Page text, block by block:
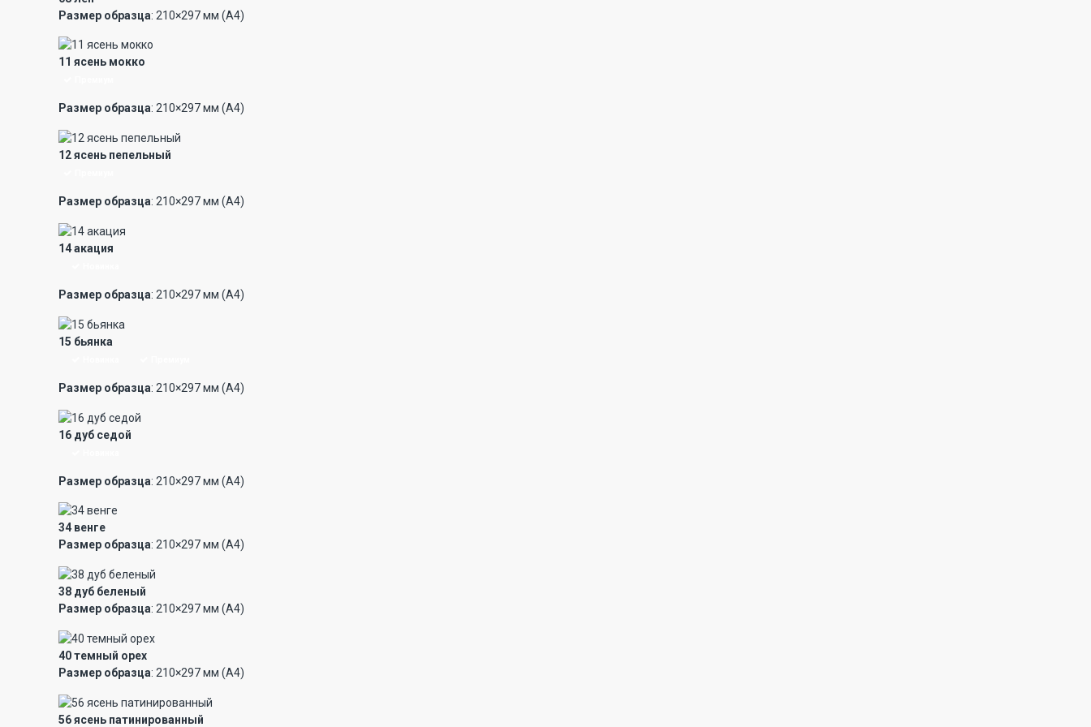
Размер образца: 210×297 мм (А4)
11 ясень мокко
Размер образца: 210×297 мм (А4)
12 ясень пепельный
Размер образца: 210×297 мм (А4)
14 акация
Размер образца: 210×297 мм (А4)
15 бьянка
Размер образца: 210×297 мм (А4)
16 дуб седой
Размер образца: 210×297 мм (А4)
34 венге
Размер образца: 210×297 мм (А4)
38 дуб беленый
Размер образца: 210×297 мм (А4)
40 темный орех
Размер образца: 210×297 мм (А4)
56 ясень патинированный